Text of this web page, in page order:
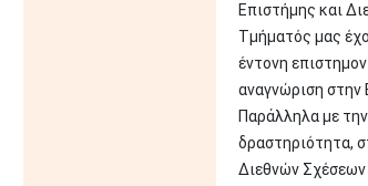
Επιστήμης και
Τμήματός μας
έντονη
αναγνώριση στην
Παράλληλα με
δραστηριότητα,
Διεθνών Σχέσεων